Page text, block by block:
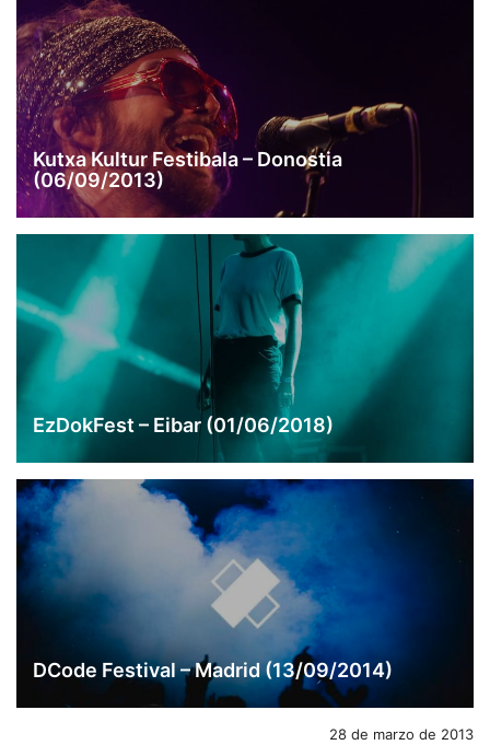
Kutxa Kultur Festibala – Donostia
(06/09/2013)
EzDokFest – Eibar (01/06/2018)
DCode Festival – Madrid (13/09/2014)
28 de marzo de 2013